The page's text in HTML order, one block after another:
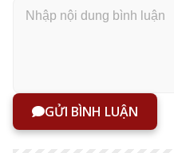
GỬI BÌNH LUẬN